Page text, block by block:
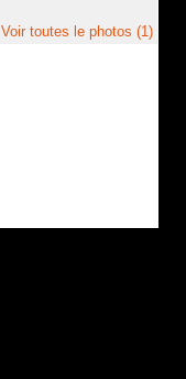
Voir toutes le photos (1)